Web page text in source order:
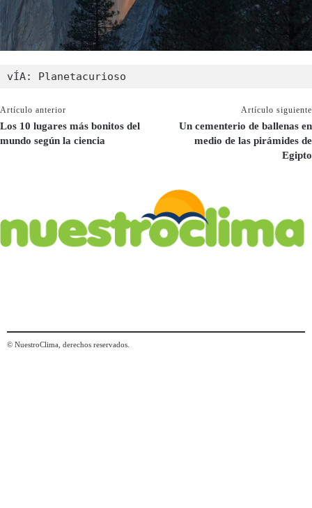
vÍA: Planetacurioso
Artículo anterior
Los 10 lugares más bonitos del
mundo según la ciencia
Artículo siguiente
Un cementerio de ballenas en
medio de las pirámides de
Egipto
© NuestroClima, derechos reservados.